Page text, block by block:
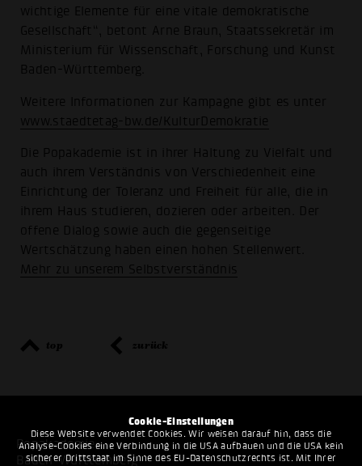
Cookie-Einstellungen
Diese Website verwendet Cookies. Wir weisen darauf hin, dass die
Analyse-Cookies eine Verbindung in die USA aufbauen und die USA kein
sicherer Drittstaat im Sinne des EU-Datenschutzrechts ist. Mit Ihrer
wichtige Elemente für eine vitale demokratische
Gesellschaft“, betont Arne Braun, Staatssekretär im
Ministerium für Wissenschaft, Forschung und Kunst
Baden-Württemberg.
Weitere Informationen zur Kampagne gibt es unter
www.staedtetag-bw.de/KulturDemokratie
Die Popakademie ist in ihrer Haltung zu Vielfalt und
auch ihrem Verständnis von Verschiedenheit eine
Einrichtung der Toleranz und Freiheit für alle, die in
ihrem Haus studieren, dozieren oder arbeiten. Der
offene Dialog sowie auch die gegenseitige
Wertschätzung haben einen hohen Stellenwert.
Mehr zu unserem Selbstverständnis
top zurück
Popakademie
Baden-Württemberg